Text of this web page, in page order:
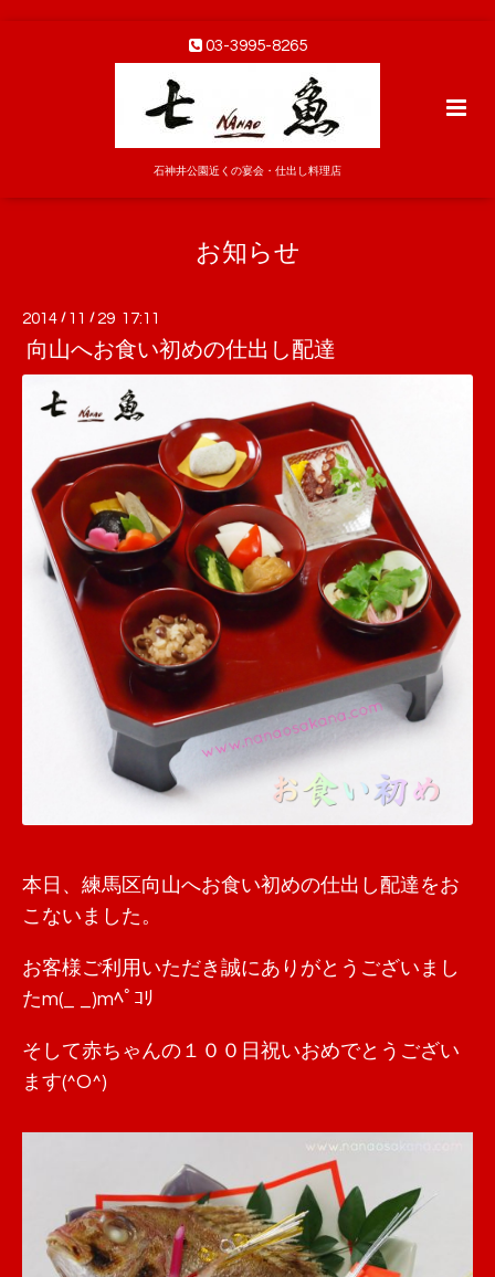
03-3995-8265
石神井公園近くの宴会・仕出し料理店
お知らせ
2014 / 11 / 29 17:11
向山へお食い初めの仕出し配達
本日、練馬区向山へお食い初めの仕出し配達をお
こないました。
お客様ご利用いただき誠にありがとうございまし
たm(_ _)mﾍﾟｺﾘ
そして赤ちゃんの１００日祝いおめでとうござい
ます(^O^)